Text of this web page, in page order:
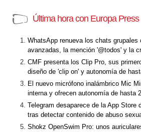
Última hora con Europa Press
WhatsApp renueva los chats grupales
avanzadas, la mención '@todos' y la
CMF presenta los Clip Pro, sus
diseño de 'clip on' y autonomía de
El nuevo micrófono inalámbrico Mic
interna y ofrecen autonomía de hasta
Telegram desaparece de la App Store
tras detectar contenido de abuso
Shokz OpenSwim Pro: unos